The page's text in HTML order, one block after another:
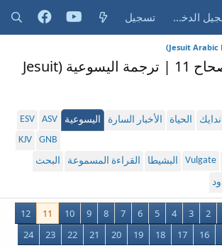
تسجيل الدخول تسجيل
إنجيل لوقا - الأصحاح 11 | ترجمة اليسوعية (Jesuit
الحياة الأخبار السارة اليسوعية ASV
ESV
GNB
KJV
Vulgate البشيطا القراءة المسموعة
البحث
2
3
4
5
6
7
8
9
10
11
12
16
17
18
19
20
21
22
23
24